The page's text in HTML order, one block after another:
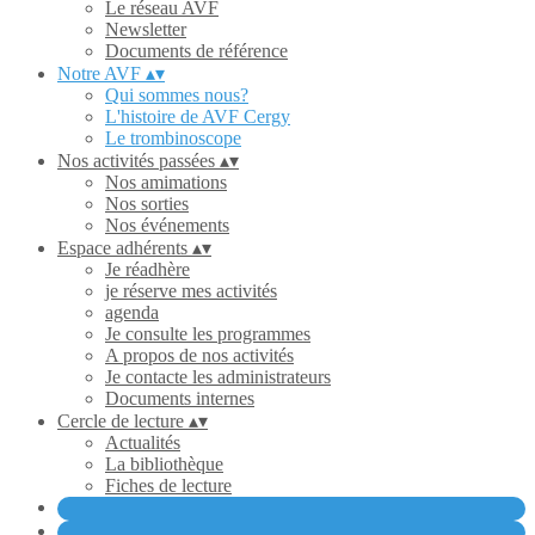
Le réseau AVF
Newsletter
Documents de référence
Notre AVF ▴▾
Qui sommes nous?
L'histoire de AVF Cergy
Le trombinoscope
Nos activités passées ▴▾
Nos amimations
Nos sorties
Nos événements
Espace adhérents ▴▾
Je réadhère
je réserve mes activités
agenda
Je consulte les programmes
A propos de nos activités
Je contacte les administrateurs
Documents internes
Cercle de lecture ▴▾
Actualités
La bibliothèque
Fiches de lecture